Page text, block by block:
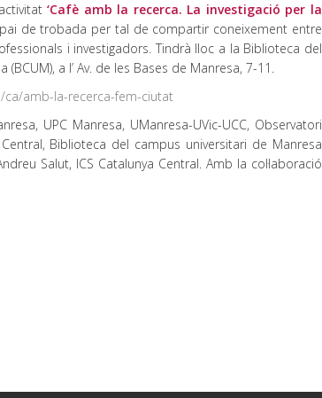
‘Cafè amb la recerca. La investigació per la
de trobada per tal de compartir coneixement entre
i investigadors. Tindrà lloc a la Biblioteca del
a l’ Av. de les Bases de Manresa, 7-11.
ca/amb-la-recerca-fem-ciutat
UPC Manresa, UManresa-UVic-UCC, Observatori
Biblioteca del campus universitari de Manresa
Salut, ICS Catalunya Central. Amb la col·laboració